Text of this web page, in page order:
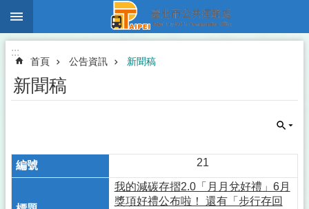
跳到主要內容區塊
:::
首頁 公告資訊 新聞稿
新聞稿
21
我的減碳存摺2.0「月月兌好禮」6月
獎項好禮公布啦！ 還有「步行存回